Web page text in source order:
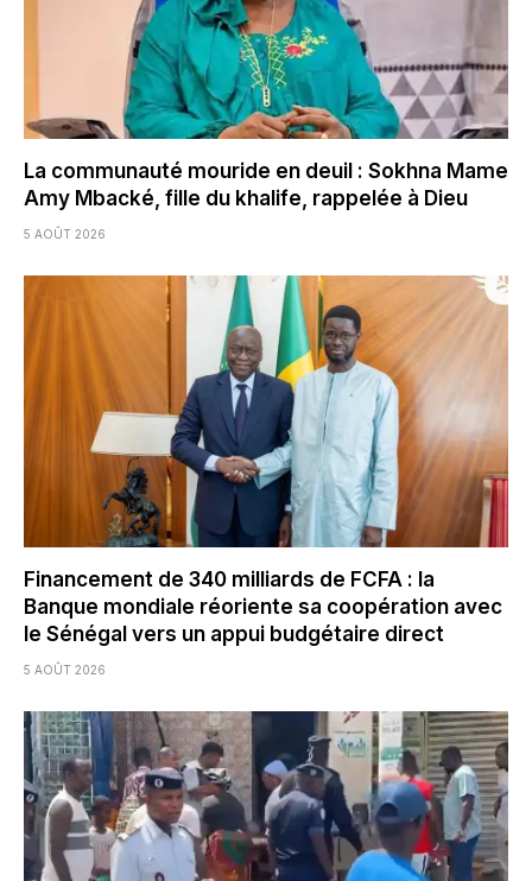
La communauté mouride en deuil : Sokhna Mame
Amy Mbacké, fille du khalife, rappelée à Dieu
5 AOÛT 2026
Financement de 340 milliards de FCFA : la
Banque mondiale réoriente sa coopération avec
le Sénégal vers un appui budgétaire direct
5 AOÛT 2026